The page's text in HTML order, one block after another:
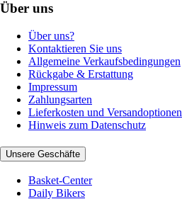
Über uns
Über uns?
Kontaktieren Sie uns
Allgemeine Verkaufsbedingungen
Rückgabe & Erstattung
Impressum
Zahlungsarten
Lieferkosten und Versandoptionen
Hinweis zum Datenschutz
Unsere Geschäfte
Basket-Center
Daily Bikers